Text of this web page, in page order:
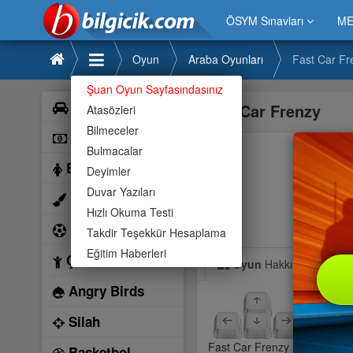
ÖSYM Sınavları
Şuan Oyun Sayfasındasınız
Atasözleri
Bilmeceler
Bulmacalar
Deyimler
Duvar Yazıları
Hızlı Okuma Testi
Takdir Teşekkür Hesaplama
Eğitim Haberleri
Oyun Araba Oyunları Fast Car
Araba
Bilardo
Barbie
Boyama
Futbol
Çocuk
Angry Birds
Silah
Fast Car Frenzy
Oyun Hakkında
Fast Car Frenzy hızlı